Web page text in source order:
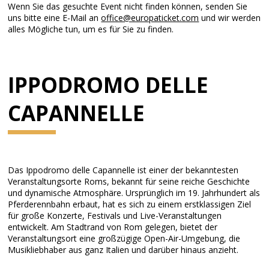
Wenn Sie das gesuchte Event nicht finden können, senden Sie
uns bitte eine E-Mail anoffice@europaticket.com und wir werden
alles Mögliche tun, um es für Sie zu finden.
IPPODROMO DELLE
CAPANNELLE
Das Ippodromo delle Capannelle ist einer der bekanntesten
Veranstaltungsorte Roms, bekannt für seine reiche Geschichte
und dynamische Atmosphäre. Ursprünglich im 19. Jahrhundert als
Pferderennbahn erbaut, hat es sich zu einem erstklassigen Ziel
für große Konzerte, Festivals und Live-Veranstaltungen
entwickelt. Am Stadtrand von Rom gelegen, bietet der
Veranstaltungsort eine großzügige Open-Air-Umgebung, die
Musikliebhaber aus ganz Italien und darüber hinaus anzieht.